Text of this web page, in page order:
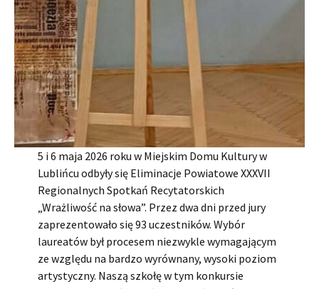
5 i 6 maja 2026 roku w Miejskim Domu Kultury w
Lublińcu odbyły się Eliminacje Powiatowe XXXVII
Regionalnych Spotkań Recytatorskich
„Wrażliwość na słowa”. Przez dwa dni przed jury
zaprezentowało się 93 uczestników. Wybór
laureatów był procesem niezwykle wymagającym
ze względu na bardzo wyrównany, wysoki poziom
artystyczny. Naszą szkołę w tym konkursie